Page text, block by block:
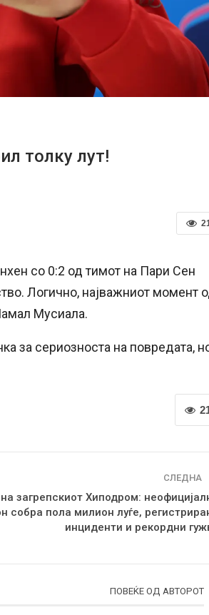
толку лут!
со 0:2 од тимот на Пари Сен
Логично, најважниот момент
​​Мусиала.
за сериозноста на повредата,
СЛЕДНА
загрепскиот Хиподром:
собра пола милион луѓе,
инциденти и рекордни
ПОВЕЌЕ ОД АВТОРОТ